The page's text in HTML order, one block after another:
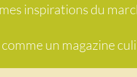
inspirations du
un magazine